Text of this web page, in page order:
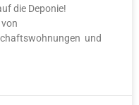
die Deponie!
und